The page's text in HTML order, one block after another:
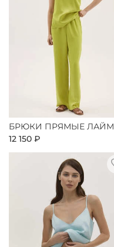
БРЮКИ ПРЯМЫЕ ЛАЙМ
12 150 ₽